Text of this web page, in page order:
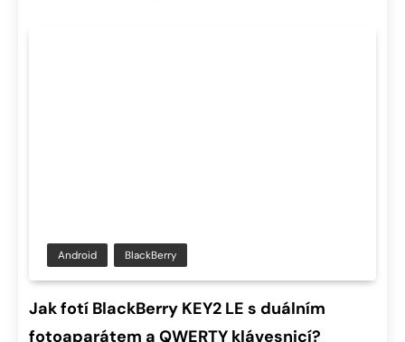
Android BlackBerry
Jak fotí BlackBerry KEY2 LE s duálním
fotoaparátem a QWERTY klávesnicí?